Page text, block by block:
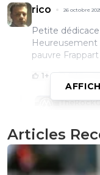
rico 26 octobre
Petite
Heureusement
pauvre Frappart
1 +
1+
Articles